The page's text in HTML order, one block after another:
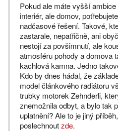
Pokud ale máte vyšší
interiér, ale domov,
nadčasové řešení. Takové,
zastarale, nepatřičně, ani
nestojí za povšimnutí, ale
atmosféru pohody a domova
kachlová kamna. Jedno
Kdo by dnes hádal, že
model článkového radiátoru
trubky motorek Zehnderli,
znemožnila odbyt, a bylo tak
uplatnění? Ale to je jiný
poslechnoutzde.